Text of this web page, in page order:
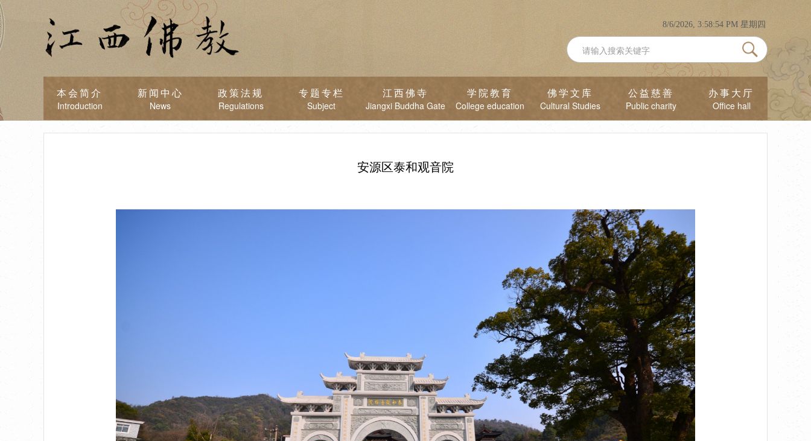
8/6/2026, 3:58:56 PM 星期四
本会简介
Introduction
新闻中心
News
政策法规
Regulations
专题专栏
Subject
江西佛寺
Jiangxi Buddha Gate
学院教育
College education
佛学文库
Cultural Studies
公益慈善
Public charity
办事大厅
Office hall
安源区泰和观音院